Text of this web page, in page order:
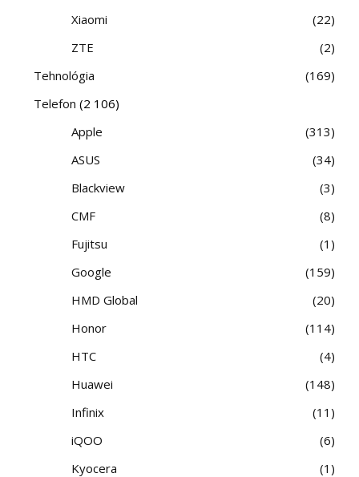
Xiaomi
22
ZTE
2
Tehnológia
169
Telefon (2 106)
Apple
313
ASUS
34
Blackview
3
CMF
8
Fujitsu
1
Google
159
HMD Global
20
Honor
114
HTC
4
Huawei
148
Infinix
11
iQOO
6
Kyocera
1